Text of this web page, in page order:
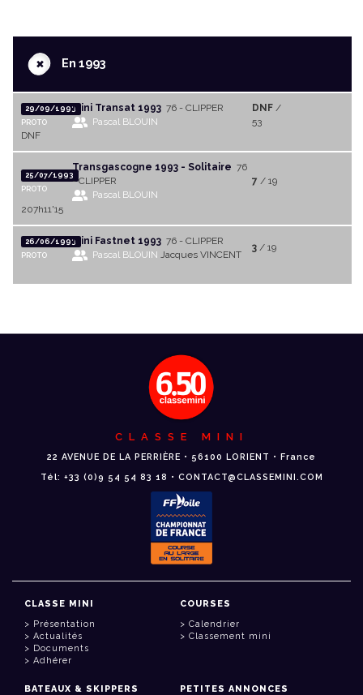
+En 1993
29/09/1993
PROTO
Mini Transat 1993 76 - CLIPPER
Pascal BLOUIN
DNF/
53
DNF
25/07/1993
PROTO
Transgascogne 1993 - Solitaire 76
- CLIPPER
Pascal BLOUIN
7 / 19
207h11'15
26/06/1993
PROTO
Mini Fastnet 1993 76 - CLIPPER
Pascal BLOUIN Jacques VINCENT
3/ 19
CLASSE MINI
22 AVENUE DE LA PERRIÈRE • 56100 LORIENT • France
Tél: +33 (0)9 54 54 83 18 • CONTACT@CLASSEMINI.COM
CLASSE MINI
Présentation
Actualités
Documents
Adhérer
COURSES
Calendrier
Classement mini
BATEAUX & SKIPPERS PETITES ANNONCES